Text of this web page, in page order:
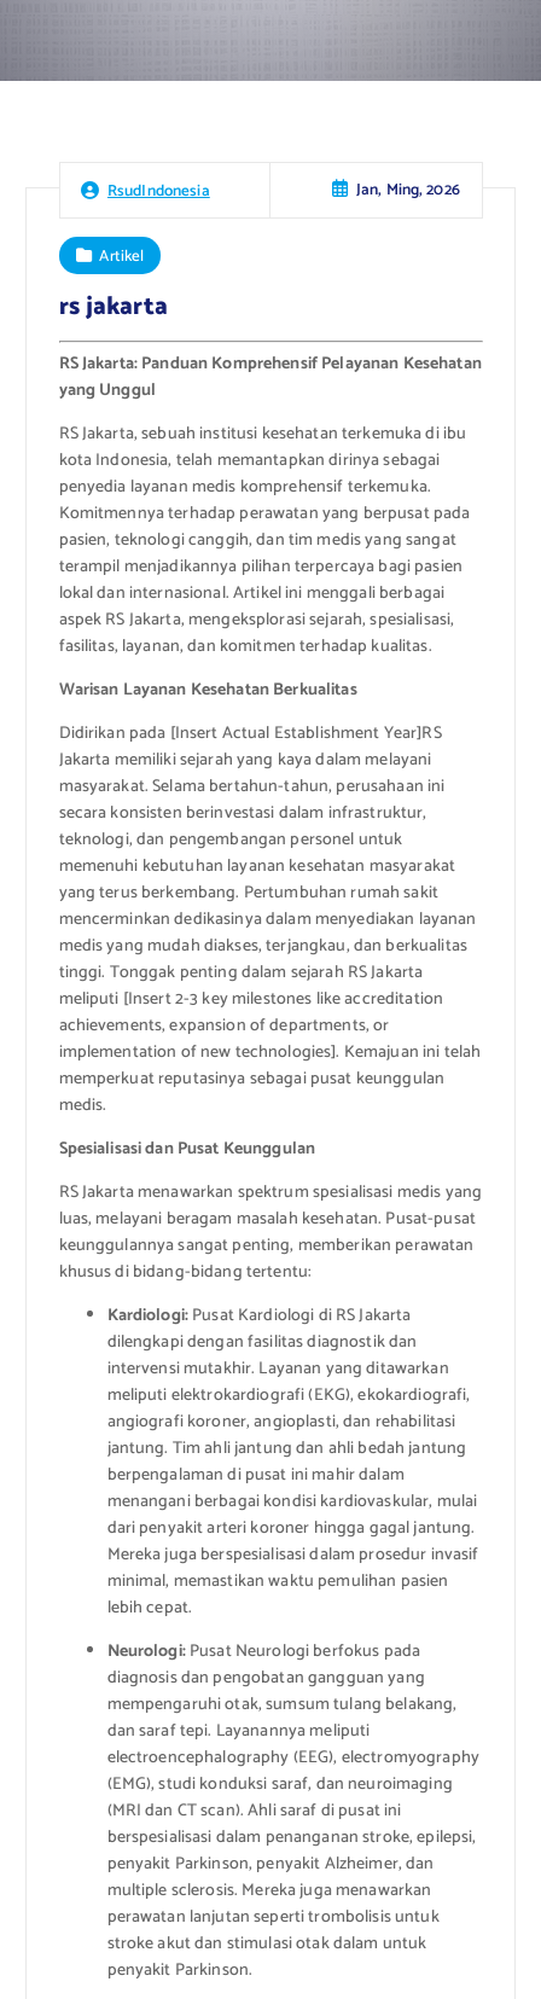
RsudIndonesia Jan, Ming, 2026
Artikel
rs jakarta
RS Jakarta: Panduan Komprehensif Pelayanan Kesehatan
yang Unggul
RS Jakarta, sebuah institusi kesehatan terkemuka di ibu
kota Indonesia, telah memantapkan dirinya sebagai
penyedia layanan medis komprehensif terkemuka.
Komitmennya terhadap perawatan yang berpusat pada
pasien, teknologi canggih, dan tim medis yang sangat
terampil menjadikannya pilihan terpercaya bagi pasien
lokal dan internasional. Artikel ini menggali berbagai
aspek RS Jakarta, mengeksplorasi sejarah, spesialisasi,
fasilitas, layanan, dan komitmen terhadap kualitas.
Warisan Layanan Kesehatan Berkualitas
Didirikan pada [Insert Actual Establishment Year]RS
Jakarta memiliki sejarah yang kaya dalam melayani
masyarakat. Selama bertahun-tahun, perusahaan ini
secara konsisten berinvestasi dalam infrastruktur,
teknologi, dan pengembangan personel untuk
memenuhi kebutuhan layanan kesehatan masyarakat
yang terus berkembang. Pertumbuhan rumah sakit
mencerminkan dedikasinya dalam menyediakan layanan
medis yang mudah diakses, terjangkau, dan berkualitas
tinggi. Tonggak penting dalam sejarah RS Jakarta
meliputi [Insert 2-3 key milestones like accreditation
achievements, expansion of departments, or
implementation of new technologies]. Kemajuan ini telah
memperkuat reputasinya sebagai pusat keunggulan
medis.
Spesialisasi dan Pusat Keunggulan
RS Jakarta menawarkan spektrum spesialisasi medis yang
luas, melayani beragam masalah kesehatan. Pusat-pusat
keunggulannya sangat penting, memberikan perawatan
khusus di bidang-bidang tertentu:
Kardiologi:Pusat Kardiologi di RS Jakarta
dilengkapi dengan fasilitas diagnostik dan
intervensi mutakhir. Layanan yang ditawarkan
meliputi elektrokardiografi (EKG), ekokardiografi,
angiografi koroner, angioplasti, dan rehabilitasi
jantung. Tim ahli jantung dan ahli bedah jantung
berpengalaman di pusat ini mahir dalam
menangani berbagai kondisi kardiovaskular, mulai
dari penyakit arteri koroner hingga gagal jantung.
Mereka juga berspesialisasi dalam prosedur invasif
minimal, memastikan waktu pemulihan pasien
lebih cepat.
Neurologi:Pusat Neurologi berfokus pada
diagnosis dan pengobatan gangguan yang
mempengaruhi otak, sumsum tulang belakang,
dan saraf tepi. Layanannya meliputi
electroencephalography (EEG), electromyography
(EMG), studi konduksi saraf, dan neuroimaging
(MRI dan CT scan). Ahli saraf di pusat ini
berspesialisasi dalam penanganan stroke, epilepsi,
penyakit Parkinson, penyakit Alzheimer, dan
multiple sclerosis. Mereka juga menawarkan
perawatan lanjutan seperti trombolisis untuk
stroke akut dan stimulasi otak dalam untuk
penyakit Parkinson.